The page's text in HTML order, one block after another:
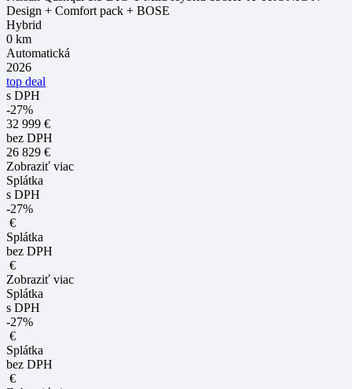
Design + Comfort pack + BOSE
Hybrid
0 km
Automatická
2026
top deal
s DPH
-27%
32 999 €
bez DPH
26 829 €
Zobraziť viac
Splátka
s DPH
-27%
€
Splátka
bez DPH
€
Zobraziť viac
Splátka
s DPH
-27%
€
Splátka
bez DPH
€